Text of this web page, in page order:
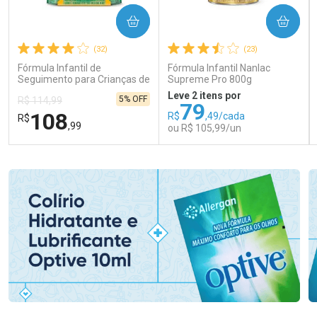
(32)
Fórmula Infantil de
Seguimento para Crianças de
Primeira Infância Nestonutri
2 Unidades de 800g cada
R$ 114,99
R$108,99
5% OFF
COMPRAR
(23)
Fórmula Infantil Nanlac
Supreme Pro 800g
Leve 2 itens por
R$79,49/cada
ou R$ 105,99/un
COMPRAR
Laboratório
Por Menos